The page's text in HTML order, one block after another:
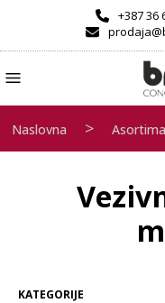
+387 36
Naslovna >
KATEGORIJE